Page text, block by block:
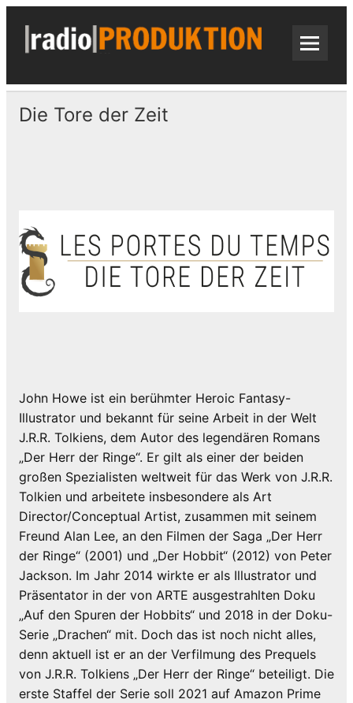
Skip
content
Die Tore der Zeit
John Howe ist ein berühmter Heroic Fantasy-
Illustrator und bekannt für seine Arbeit in der Welt
J.R.R. Tolkiens, dem Autor des legendären Romans
„Der Herr der Ringe“. Er gilt als einer der beiden
großen Spezialisten weltweit für das Werk von J.R.R.
Tolkien und arbeitete insbesondere als Art
Director/Conceptual Artist, zusammen mit seinem
Freund Alan Lee, an den Filmen der Saga „Der Herr
der Ringe“ (2001) und „Der Hobbit“ (2012) von Peter
Jackson. Im Jahr 2014 wirkte er als Illustrator und
Präsentator in der von ARTE ausgestrahlten Doku
„Auf den Spuren der Hobbits“ und 2018 in der Doku-
Serie „Drachen“ mit. Doch das ist noch nicht alles,
denn aktuell ist er an der Verfilmung des Prequels
von J.R.R. Tolkiens „Der Herr der Ringe“ beteiligt. Die
erste Staffel der Serie soll 2021 auf Amazon Prime